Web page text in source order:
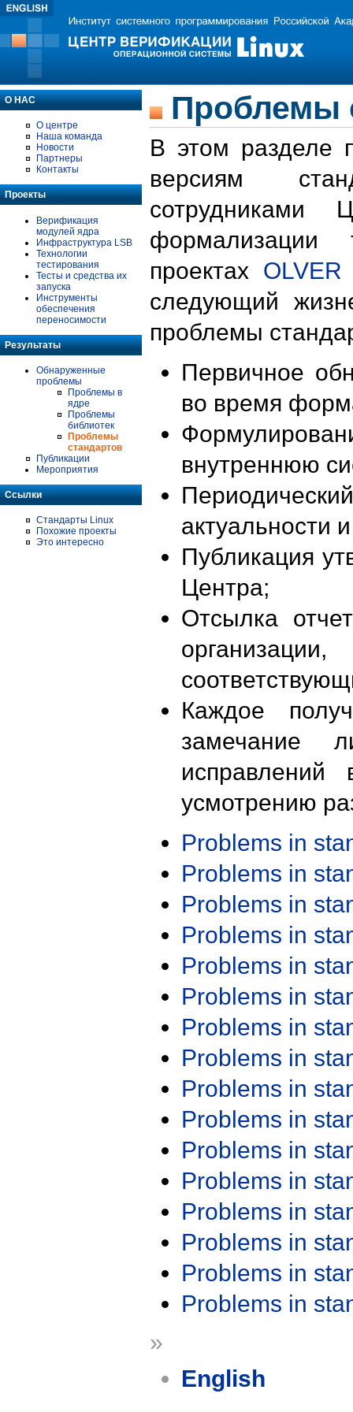
О НАС
О центре
Наша команда
Новости
Партнеры
Контакты
Проекты
Верификация
модулей ядра
Инфраструктура LSB
Технологии
тестирования
Тесты и средства их
запуска
Инструменты
обеспечения
переносимости
Результаты
Обнаруженные
проблемы
Проблемы в
ядре
Проблемы
библиотек
Проблемы
стандартов
Публикации
Мероприятия
Ссылки
Стандарты Linux
Похожие проекты
Это интересно
Проблемы
В этом разделе
версиям
формализации
проектах OLVER
следующий
проблемы
Первичное
во время
внутреннюю
актуальности
Публикация
Центра;
Отсылка
Каждое
замечание
исправлений
усмотрению
Problems in
Problems in
Problems in
Problems in
Problems in
Problems in
Problems in
Problems in
Problems in
Problems in
Problems in
Problems in
Problems in
Problems in
Problems in
Problems in
»
English